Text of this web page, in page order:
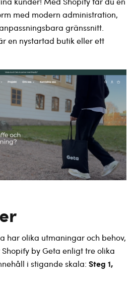
med modern administration,
gränssnitt.
en nystartad butik eller ett
har olika utmaningar och behov,
by Geta enligt tre olika
i stigande skala: Steg 1,